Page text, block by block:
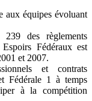
aux équipes évoluant
des règlements
Fédéraux est
et 2007.
et contrats
Fédérale 1 à temps
à la compétition